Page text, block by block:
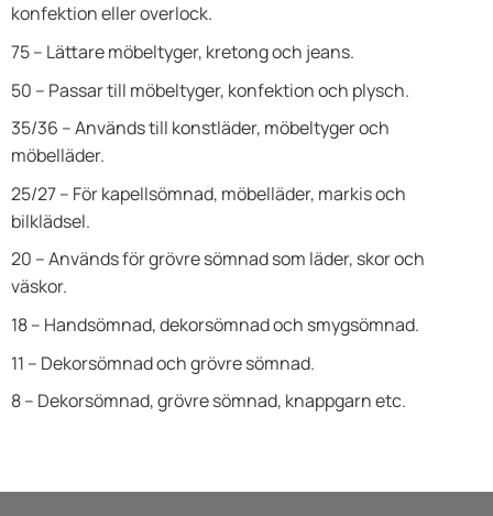
konfektion eller overlock.
75 – Lättare möbeltyger, kretong och jeans.
50 – Passar till möbeltyger, konfektion och plysch.
35/36 – Används till konstläder, möbeltyger och
möbelläder.
25/27 – För kapellsömnad, möbelläder, markis och
bilklädsel.
20 – Används för grövre sömnad som läder, skor och
väskor.
18 – Handsömnad, dekorsömnad och smygsömnad.
11 – Dekorsömnad och grövre sömnad.
8 – Dekorsömnad, grövre sömnad, knappgarn etc.